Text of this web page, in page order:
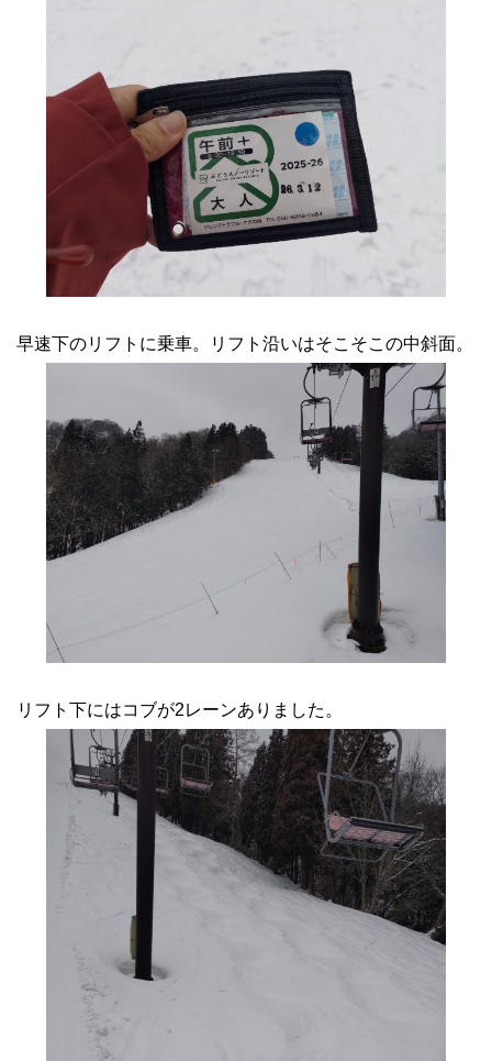
早速下のリフトに乗車。リフト沿いはそこそこの中斜面。
リフト下にはコブが2レーンありました。